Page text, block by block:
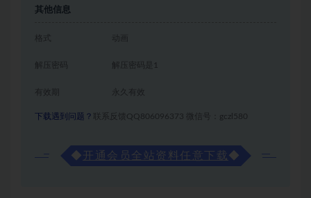
其他信息
格式 动画
解压密码是1
有效期 永久有效
下载遇到问题？ 联系反馈QQ806096373 微信号：gczl580
◆ 开通会员全站资料任意下载◆